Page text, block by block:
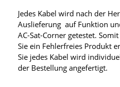
Jedes Kabel wird nach der
Auslieferung auf Funktion
AC-Sat-Corner getestet.
Sie ein Fehlerfreies Produkt
Sie jedes Kabel wird
der Bestellung angefertigt.